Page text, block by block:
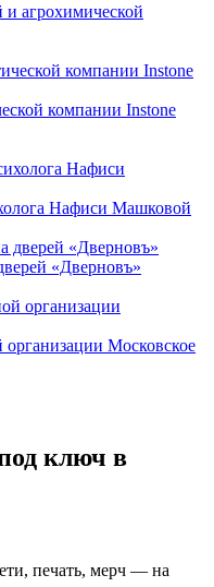
и агрохимической
компании Instone
Нафиси Машковой
«Дверновъ»
организации Московское
ключ в
печать, мерч — на